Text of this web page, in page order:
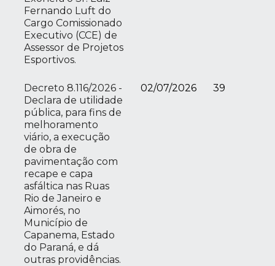
Fernando Luft do
Cargo Comissionado
Executivo (CCE) de
Assessor de Projetos
Esportivos.
Decreto 8.116/2026 -
Declara de utilidade
pública, para fins de
melhoramento
viário, a execução
de obra de
pavimentação com
recape e capa
asfáltica nas Ruas
Rio de Janeiro e
Aimorés, no
Município de
Capanema, Estado
do Paraná, e dá
outras providências.
02/07/2026 39